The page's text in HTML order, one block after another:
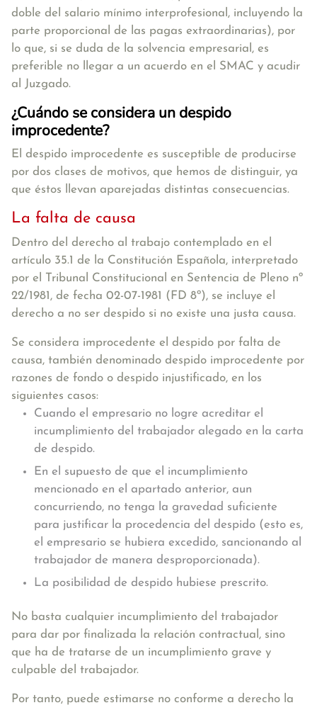
doble del salario mínimo interprofesional, incluyendo la
parte proporcional de las pagas extraordinarias), por
lo que, si se duda de la solvencia empresarial, es
preferible no llegar a un acuerdo en el SMAC y acudir
al Juzgado.
¿Cuándo se considera un despido
improcedente?
El despido improcedente es susceptible de producirse
por dos clases de motivos, que hemos de distinguir, ya
que éstos llevan aparejadas distintas consecuencias.
La falta de causa
Dentro del derecho al trabajo contemplado en el
artículo 35.1 de la Constitución Española, interpretado
por el Tribunal Constitucional en Sentencia de Pleno nº
22/1981, de fecha 02-07-1981 (FD 8º), se incluye el
derecho a no ser despido si no existe una justa causa.
Se considera improcedente el despido por falta de
causa, también denominado despido improcedente por
razones de fondo o despido injustificado, en los
siguientes casos:
Cuando el empresario no logre acreditar el
incumplimiento del trabajador alegado en la carta
de despido.
En el supuesto de que el incumplimiento
mencionado en el apartado anterior, aun
concurriendo, no tenga la gravedad suficiente
para justificar la procedencia del despido (esto es,
el empresario se hubiera excedido, sancionando al
trabajador de manera desproporcionada).
La posibilidad de despido hubiese prescrito.
No basta cualquier incumplimiento del trabajador
para dar por finalizada la relación contractual, sino
que ha de tratarse de un incumplimiento grave y
culpable del trabajador.
Por tanto, puede estimarse no conforme a derecho la